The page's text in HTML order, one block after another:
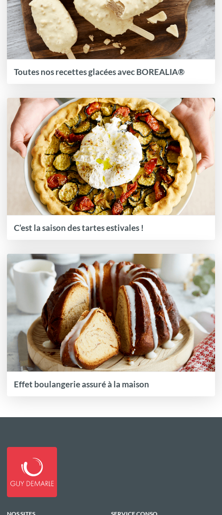
Toutes nos recettes glacées avec BOREALIA®
C’est la saison des tartes estivales !
Effet boulangerie assuré à la maison